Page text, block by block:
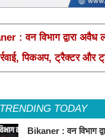
: वन विभाग द्वारा
पिकअप, ट्रैक्टर और
TRENDING TODAY
Bikaner : वन विभाग